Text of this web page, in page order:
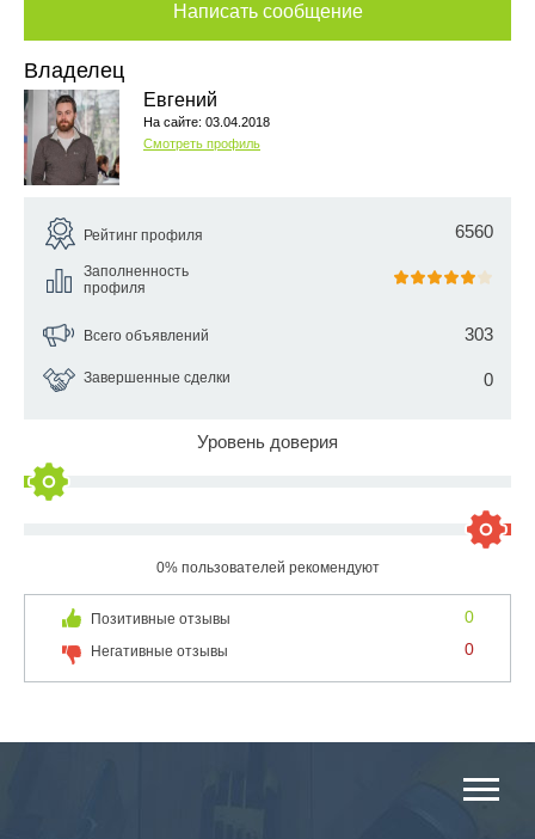
Написать сообщение
Владелец
Евгений
На сайте: 03.04.2018
Смотреть профиль
Рейтинг профиля 6560
Заполненность
профиля
Всего объявлений 303
Завершенные сделки 0
Уровень доверия
0% пользователей рекомендуют
Позитивные отзывы 0
Негативные отзывы 0